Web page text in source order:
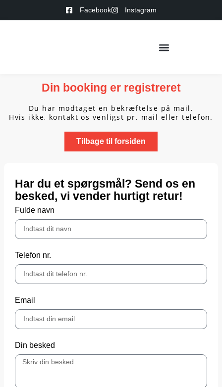
Facebook Instagram
Din booking er registreret
Du har modtaget en bekræftelse på mail.
Hvis ikke, kontakt os venligst pr. mail eller telefon.
Tilbage til forsiden
Har du et spørgsmål? Send os en
besked, vi vender hurtigt retur!
Fulde navn
Telefon nr.
Email
Din besked